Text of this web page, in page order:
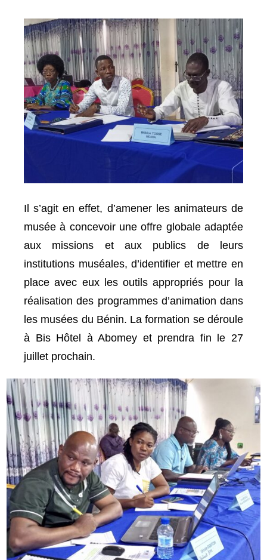
Il s’agit en effet, d’amener les animateurs de
musée à concevoir une offre globale adaptée
aux missions et aux publics de leurs
institutions muséales, d’identifier et mettre en
place avec eux les outils appropriés pour la
réalisation des programmes d’animation dans
les musées du Bénin. La formation se déroule
à Bis Hôtel à Abomey et prendra fin le 27
juillet prochain.